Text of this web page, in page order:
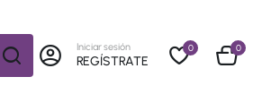
Iniciar sesión
REGÍSTRATE
0 0